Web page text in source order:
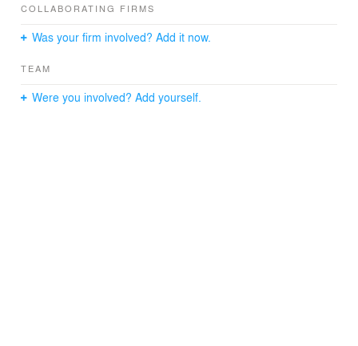
でありながらインパクトを
COLLABORATING FIRMS
Was your firm involved? Add it now.
TEAM
Were you involved? Add yourself.